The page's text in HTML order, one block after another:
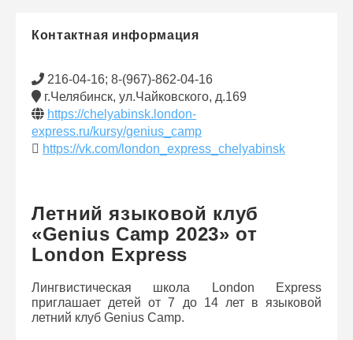
Контактная информация
216-04-16; 8-(967)-862-04-16
г.Челябинск, ул.Чайковского, д.169
https://chelyabinsk.london-
express.ru/kursy/genius_camp
https://vk.com/london_express_chelyabinsk
Летний языковой клуб
«Genius Camp 2023» от
London Express
Лингвистическая школа London Express
приглашает детей от 7 до 14 лет в языковой
летний клуб Genius Camp.